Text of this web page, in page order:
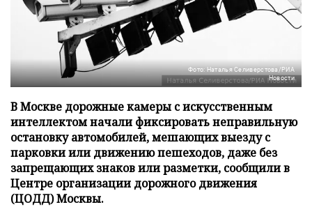
Фото: Наталья Селиверстова/РИА
Новости
В Москве дорожные камеры с искусственным
интеллектом начали фиксировать неправильную
остановку автомобилей, мешающих выезду с
парковки или движению пешеходов, даже без
запрещающих знаков или разметки, сообщили в
Центре организации дорожного движения
(ЦОДД) Москвы.